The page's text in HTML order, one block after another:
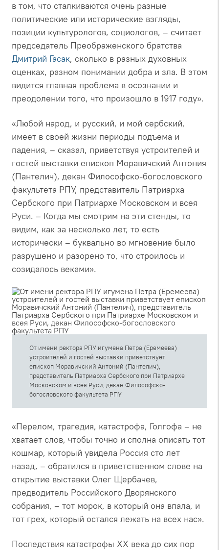
в том, что сталкиваются очень разные
политические или исторические взгляды,
позиции культурологов, социологов, – считает
председатель Преображенского братства
Дмитрий Гасак, сколько в разных духовных
оценках, разном понимании добра и зла. В этом
видится главная проблема в осознании и
преодолении того, что произошло в 1917 году».
«Любой народ, и русский, и мой сербский,
имеет в своей жизни периоды подъема и
падения, – сказал, приветствуя устроителей и
гостей выставки епископ Моравичский Антония
(Пантелич), декан Философско-богословского
факультета РПУ, представитель Патриарха
Сербского при Патриархе Московском и всея
Руси. – Когда мы смотрим на эти стенды, то
видим, как за несколько лет, то есть
исторически – буквально во мгновение было
разрушено и разорено то, что строилось и
созидалось веками».
От имени ректора РПУ игумена Петра (Еремеева)
устроителей и гостей выставки приветствует
епископ Моравичский Антоний (Пантелич),
представитель Патриарха Сербского при Патриархе
Московском и всея Руси, декан Философско-
богословского факультета РПУ
«Перелом, трагедия, катастрофа, Голгофа – не
хватает слов, чтобы точно и сполна описать тот
кошмар, который увидела Россия сто лет
назад, – обратился в приветственном слове на
открытие выставки Олег Щербачев,
предводитель Российского Дворянского
собрания, – тот морок, в который она впала, и
тот грех, который остался лежать на всех нас».
Последствия катастрофы XX века до сих пор